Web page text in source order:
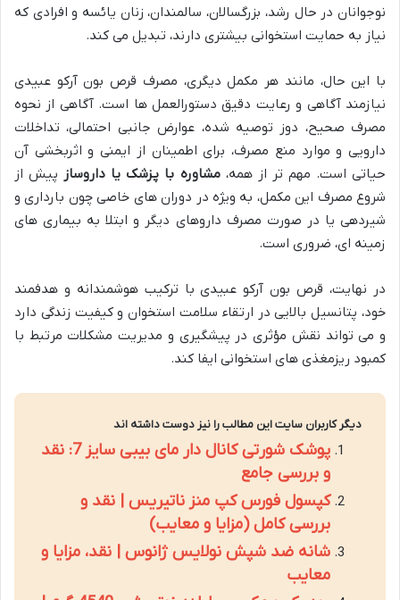
نوجوانان در حال رشد، بزرگسالان، سالمندان، زنان یائسه و افرادی که
نیاز به حمایت استخوانی بیشتری دارند، تبدیل می کند.
با این حال، مانند هر مکمل دیگری، مصرف قرص بون آرکو عبیدی
نیازمند آگاهی و رعایت دقیق دستورالعمل ها است. آگاهی از نحوه
مصرف صحیح، دوز توصیه شده، عوارض جانبی احتمالی، تداخلات
دارویی و موارد منع مصرف، برای اطمینان از ایمنی و اثربخشی آن
حیاتی است. مهم تر از همه،مشاوره با پزشک یا داروساز پیش از
شروع مصرف این مکمل، به ویژه در دوران های خاصی چون بارداری و
شیردهی یا در صورت مصرف داروهای دیگر و ابتلا به بیماری های
زمینه ای، ضروری است.
در نهایت، قرص بون آرکو عبیدی با ترکیب هوشمندانه و هدفمند
خود، پتانسیل بالایی در ارتقاء سلامت استخوان و کیفیت زندگی دارد
و می تواند نقش مؤثری در پیشگیری و مدیریت مشکلات مرتبط با
کمبود ریزمغذی های استخوانی ایفا کند.
دیگر کاربران سایت این مطالب را نیز دوست داشته اند
پوشک شورتی کانال دار مای بیبی سایز 7: نقد
و بررسی جامع
کپسول فورس کپ منز ناتیریس | نقد و
بررسی کامل (مزایا و معایب)
شانه ضد شپش نولایس ژانوس | نقد، مزایا و
معایب